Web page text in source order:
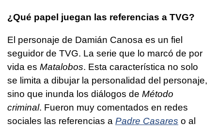
¿Qué papel juegan las referencias a TVG?
El personaje de Damián Canosa es un fiel
seguidor de TVG. La serie que lo marcó de por
vida es Matalobos. Esta característica no solo
se limita a dibujar la personalidad del personaje,
sino que inunda los diálogos de Método
criminal. Fueron muy comentados en redes
sociales las referencias a Padre Casares o al